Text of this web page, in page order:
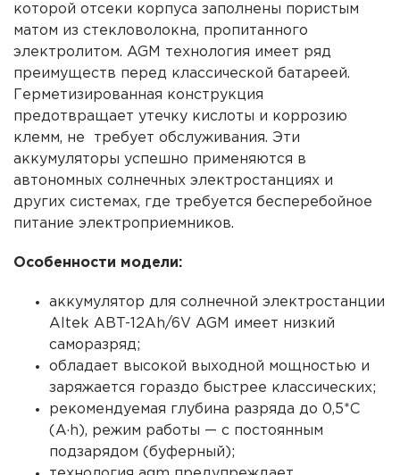
которой отсеки корпуса заполнены пористым
матом из стекловолокна, пропитанного
электролитом. AGM технология имеет ряд
преимуществ перед классической батареей.
Герметизированная конструкция
предотвращает утечку кислоты и коррозию
клемм, не требует обслуживания. Эти
аккумуляторы успешно применяются в
автономных солнечных электростанциях и
других системах, где требуется бесперебойное
питание электроприемников.
Особенности модели:
аккумулятор для солнечной электростанции
Altek ABT-12Ah/6V AGM имеет низкий
саморазряд;
обладает высокой выходной мощностью и
заряжается гораздо быстрее классических;
рекомендуемая глубина разряда до 0,5*С
(A·h), режим работы — с постоянным
подзарядом (буферный);